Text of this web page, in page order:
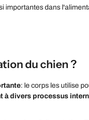
importantes dans
du chien ?
: le corps les utilise
à divers processus